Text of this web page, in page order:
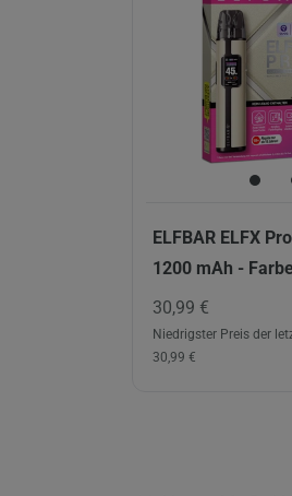
ELFBAR ELFX
1200 mAh -
30,99 €
Niedrigster Preis der
30,99 €